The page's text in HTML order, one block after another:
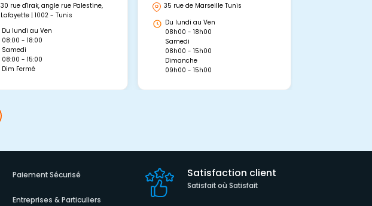
30 rue d'Irak, angle rue Palestine,
Lafayette | 1002 - Tunis
Du lundi au Ven
08:00 - 18:00
Samedi
08:00 - 15:00
Dim Fermé
35 rue de Marseille Tunis
Du lundi au Ven
08h00 - 18h00
Samedi
08h00 - 15h00
Dimanche
09h00 - 15h00
Paiement Sécurisé
Entreprises & Particuliers
Satisfaction client
Satisfait où Satisfait